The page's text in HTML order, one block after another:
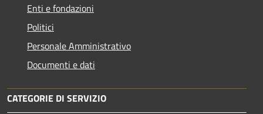
Enti e fondazioni
Politici
Personale Amministrativo
Documenti e dati
CATEGORIE DI SERVIZIO